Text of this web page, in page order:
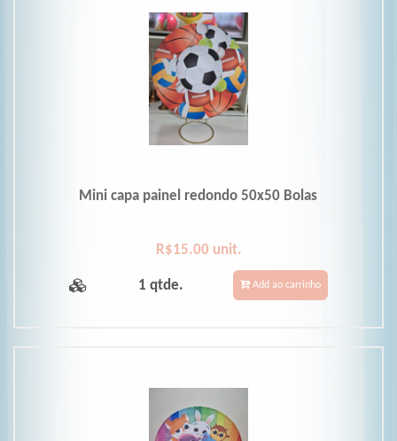
Mini capa painel redondo 50x50 Bolas
R$15.00 unit.
1 qtde. Add ao carrinho